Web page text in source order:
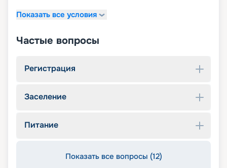
Показать все условия
Частые вопросы
Регистрация
Заселение
Питание
Показать все вопросы (12)